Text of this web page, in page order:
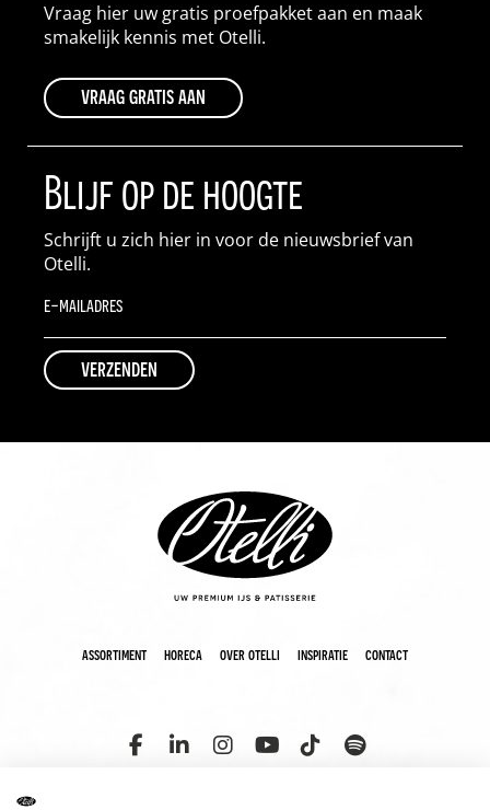
Vraag hier uw gratis proefpakket aan en maak
smakelijk kennis met Otelli.
vraag gratis aan
Blijf op de hoogte
Schrijft u zich hier in voor de nieuwsbrief van
Otelli.
assortiment horeca over otelli inspiratie contact